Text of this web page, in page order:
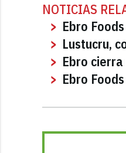
NOTICIAS
Ebro
Lustucru,
Ebro
Ebro